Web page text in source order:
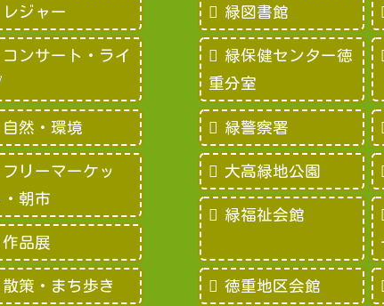
レジャー
コンサート・ライ
自然・環境
フリーマーケッ
・朝市
作品展
散策・まち歩き
緑図書館
緑保健センター徳
重分室
緑警察署
大高緑地公園
緑福祉会館
徳重地区会館